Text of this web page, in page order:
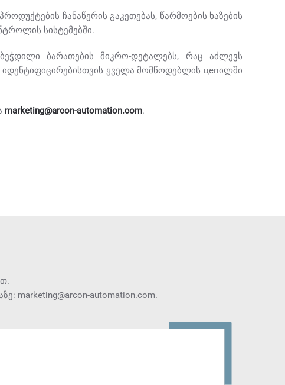
ჩანაწერის გაკეთებას, წარმოების ხაზების
სისტემებში.
ბარათების მიკრო-დეტალებს, რაც აძლევს
ყველა მომწოდებლის цепილში
marketing@arcon-automation.com.
marketing@arcon-automation.com.